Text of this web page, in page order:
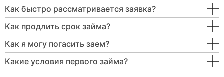
Как быстро рассматривается заявка?
Как продлить срок займа?
Как я могу погасить заем?
Какие условия первого займа?